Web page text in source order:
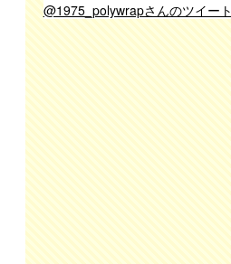
@1975_polywrapさんのツイート